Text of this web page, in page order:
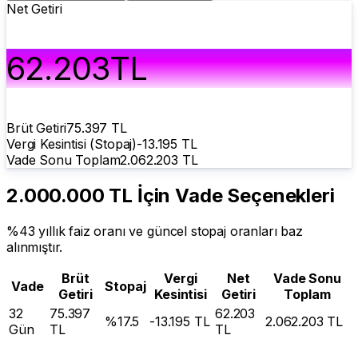
Net Getiri
62.203TL
Brüt Getiri75.397 TL
Vergi Kesintisi (Stopaj)-13.195 TL
Vade Sonu Toplam2.062.203 TL
2.000.000 TL İçin Vade Seçenekleri
%43 yıllık faiz oranı ve güncel stopaj oranları baz
alınmıştır.
Vade
Brüt
Getiri
Stopaj
Vergi
Kesintisi
Net
Getiri
Vade Sonu
Toplam
32
Gün
75.397
TL
%17.5 -13.195 TL 62.203
TL
2.062.203 TL